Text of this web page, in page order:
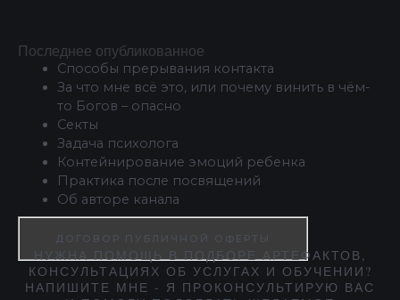
Последнее опубликованное
Способы прерывания контакта
За что мне всё это, или почему винить в чём-
то Богов – опасно
Секты
Задача психолога
Контейнирование эмоций ребенка
Практика после посвящений
Об авторе канала
ДОГОВОР ПУБЛИЧНОЙ ОФЕРТЫ
НУЖНА ПОМОЩЬ В ПОДБОРЕ АРТЕФАКТОВ,
КОНСУЛЬТАЦИЯХ ОБ УСЛУГАХ И ОБУЧЕНИИ?
НАПИШИТЕ МНЕ - Я ПРОКОНСУЛЬТИРУЮ ВАС